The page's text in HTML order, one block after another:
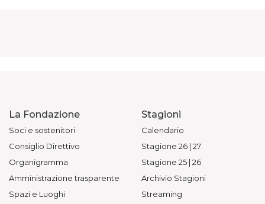
La Fondazione
Soci e sostenitori
Consiglio Direttivo
Organigramma
Amministrazione trasparente
Spazi e Luoghi
Stagioni
Calendario
Stagione 26 | 27
Stagione 25 | 26
Archivio Stagioni
Streaming